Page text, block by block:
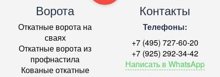
Ворота
Откатные ворота на
сваях
Откатные ворота из
профнастила
Кованые откатные
Контакты
Телефоны:
+7 (495) 727-60-20
+7 (925) 292-34-42
Написать в WhatsApp